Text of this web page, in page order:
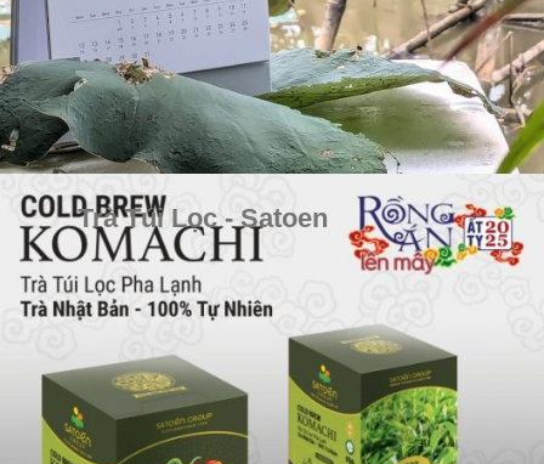
Trà Túi Lọc - Satoen